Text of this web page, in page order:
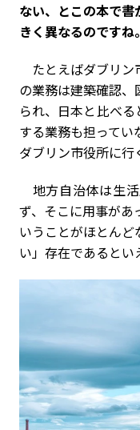
ない、とこの本で
きく異なるのですね。
たとえばダブリン
の業務は建築確認
られ、日本と比べ
する業務も担って
ダブリン市役所に行
地方自治体は生
ず、そこに用事があ
いうことがほとん
い」存在であるとい